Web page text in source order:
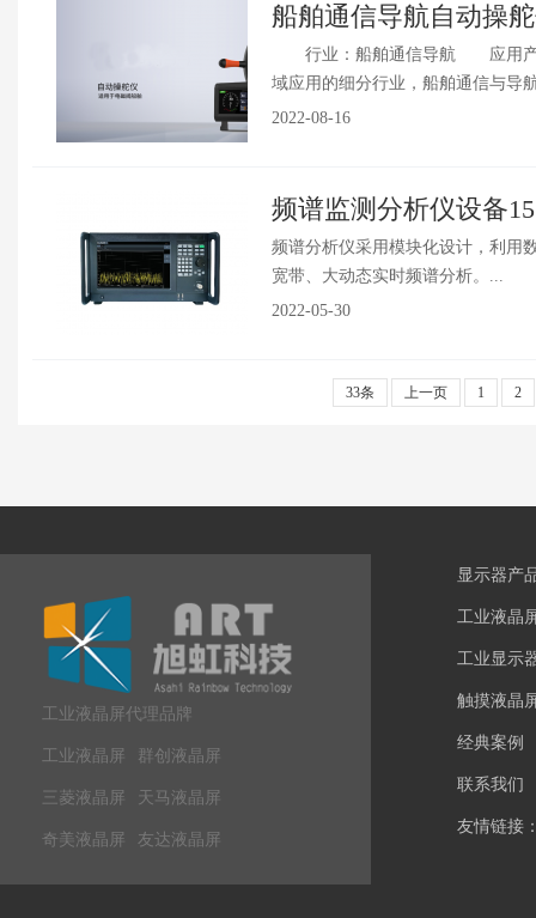
船舶通信导航自动操
行业：船舶通信导航 应用产
域应用的细分行业，船舶通信与导
2022-08-16
频谱监测分析仪设备
频谱分析仪采用模块化设计，利用
宽带、大动态实时频谱分析。...
2022-05-30
33条 上一页 1 2
工业液晶屏代理品牌
工业液晶屏 群创液晶屏
三菱液晶屏 天马液晶屏
奇美液晶屏 友达液晶屏
显示器产
工业液晶
工业显示
触摸液晶
经典案例
联系我们
友情链接